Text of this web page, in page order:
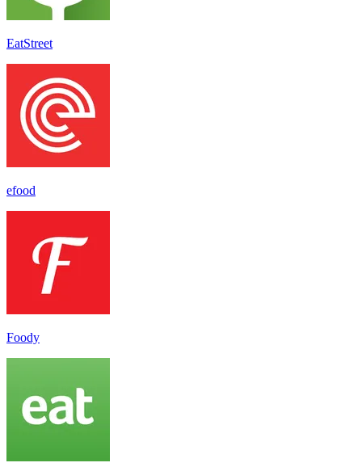
EatStreet
efood
Foody